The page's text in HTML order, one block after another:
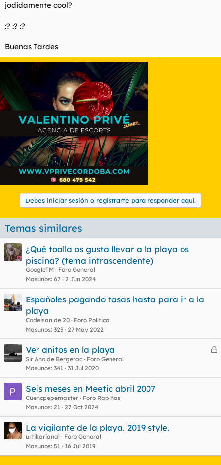
jodidamente cool?
:? :? :?
Buenas Tardes
Debes iniciar sesión o registrarte para responder aquí.
Temas similares
¿Qué toalla os gusta llevar a la playa os
piscina? (tema intrascendente)
GoogleTM
Foro General
Masunos 67 2 Jun 2024
Españoles pagando tasas hasta para ir a la
playa
Codeisan de 20
Foro Política
Masunos 323 27 May 2022
C
r
Ver anitos en la playa
Sir Ano de Bergerac
Foro General
Masunos 341 31 Jul 2020
Seis meses en Meetic abril 2007
Cuencpepemaster
Foro Rapiñas
Masunos 21 27 Oct 2024
La vigilante de la playa. 2019 style.
urtikarianal
Foro General
Masunos 51 16 Jul 2019